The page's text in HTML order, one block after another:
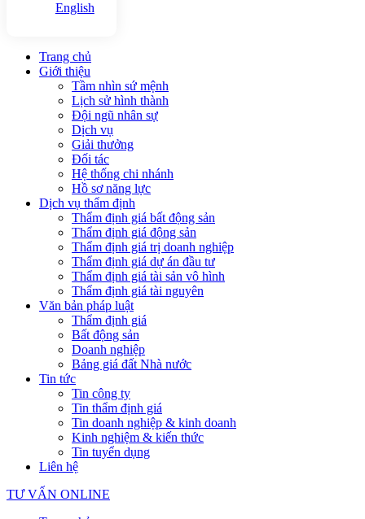
English
Trang chủ
Giới thiệu
Tầm nhìn sứ mệnh
Lịch sử hình thành
Đội ngũ nhân sự
Dịch vụ
Giải thưởng
Đối tác
Hệ thống chi nhánh
Hồ sơ năng lực
Dịch vụ thẩm định
Thẩm định giá bất động sản
Thẩm định giá động sản
Thẩm định giá trị doanh nghiệp
Thẩm định giá dự án đầu tư
Thẩm định giá tài sản vô hình
Thẩm định giá tài nguyên
Văn bản pháp luật
Thẩm định giá
Bất động sản
Doanh nghiệp
Bảng giá đất Nhà nước
Tin tức
Tin công ty
Tin thẩm định giá
Tin doanh nghiệp & kinh doanh
Kinh nghiệm & kiến thức
Tin tuyển dụng
Liên hệ
TƯ VẤN ONLINE